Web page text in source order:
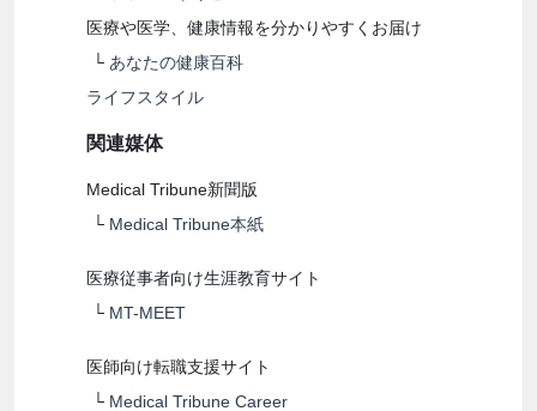
医療や医学、健康情報を分かりやすくお届け
└ あなたの健康百科
ライフスタイル
関連媒体
Medical Tribune新聞版
└ Medical Tribune本紙
医療従事者向け生涯教育サイト
└ MT-MEET
医師向け転職支援サイト
└ Medical Tribune Career